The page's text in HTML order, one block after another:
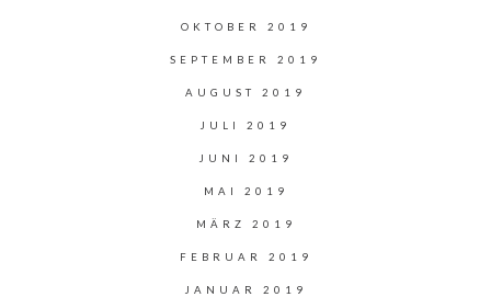
OKTOBER 2019
SEPTEMBER 2019
AUGUST 2019
JULI 2019
JUNI 2019
MAI 2019
MÄRZ 2019
FEBRUAR 2019
JANUAR 2019